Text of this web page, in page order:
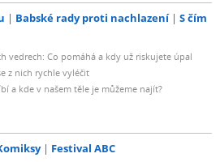
Babské rady proti nachlazení
S čím
vedrech: Co pomáhá a kdy už riskujete úpal
z nich rychle vyléčit
a kde v našem těle je můžeme najít?
Festival ABC